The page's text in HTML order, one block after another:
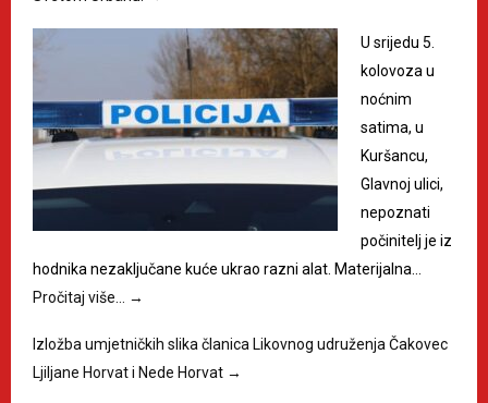
U srijedu 5.
kolovoza u
noćnim
satima, u
Kuršancu,
Glavnoj ulici,
nepoznati
počinitelj je iz
hodnika nezaključane kuće ukrao razni alat. Materijalna…
Pročitaj više…
→
Izložba umjetničkih slika članica Likovnog udruženja Čakovec
Ljiljane Horvat i Nede Horvat →